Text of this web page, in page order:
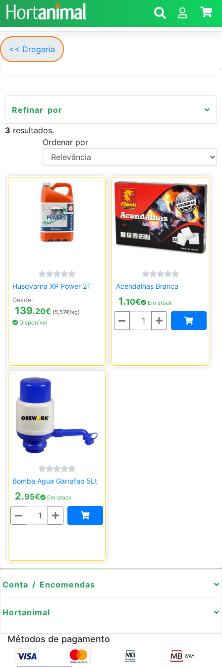
<< Drogaria
Refinar por
3 resultados.
Ordenar por
Husqvarna XP Power 2T
Desde:
139.20€ (5,57€/kg)
Disponível
Acendalhas Branca
1.10€ Em stock
Quantidade
Bomba Agua Garrafao 5Lt
2.95€ Em stock
Quantidade
Conta / Encomendas
Hortanimal
Métodos de pagamento